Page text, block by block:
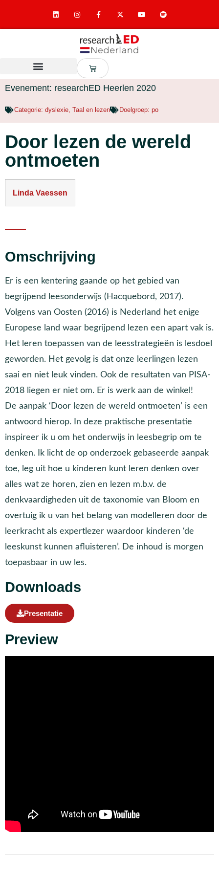
Evenement: researchED Heerlen 2020
Categorie: dyslexie Taal en lezen Doelgroep: po
Door lezen de wereld
ontmoeten
Linda Vaessen
Omschrijving
Er is een kentering gaande op het gebied van
begrijpend leesonderwijs (Hacquebord, 2017).
Volgens van Oosten (2016) is Nederland het enige
Europese land waar begrijpend lezen een apart vak is.
Het leren toepassen van de leesstrategieën is lesdoel
geworden. Het gevolg is dat onze leerlingen lezen
saai en niet leuk vinden. Ook de resultaten van PISA-
2018 liegen er niet om. Er is werk aan de winkel!
De aanpak ‘Door lezen de wereld ontmoeten’ is een
antwoord hierop. In deze praktische presentatie
inspireer ik u om het onderwijs in leesbegrip om te
denken. Ik licht de op onderzoek gebaseerde aanpak
toe, leg uit hoe u kinderen kunt leren denken over
alles wat ze horen, zien en lezen m.b.v. de
denkvaardigheden uit de taxonomie van Bloom en
overtuig ik u van het belang van modelleren door de
leerkracht als expertlezer waardoor kinderen ‘de
leeskunst kunnen afluisteren’. De inhoud is morgen
toepasbaar in uw les.
Downloads
Presentatie
Preview